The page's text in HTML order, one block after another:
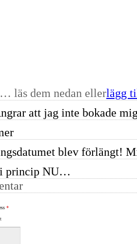
läs dem nedan ellerlägg
att jag inte bokade
blev förlängt!
princip NU…
*